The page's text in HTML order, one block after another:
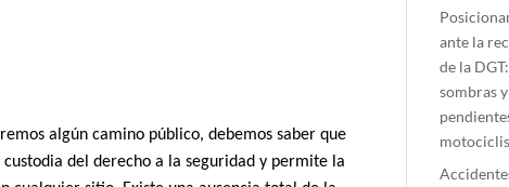
algún camino público, debemos saber que
del derecho a la seguridad y permite la
ante la
de la
sombras